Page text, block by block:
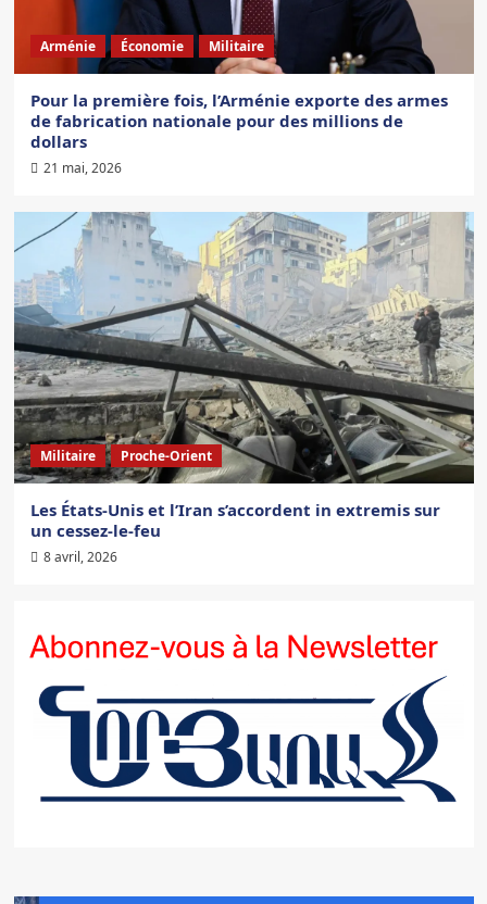
Arménie Économie Militaire
Pour la première fois, l’Arménie exporte des armes
de fabrication nationale pour des millions de
dollars
21 mai, 2026
Militaire Proche-Orient
Les États-Unis et l’Iran s’accordent in extremis sur
un cessez-le-feu
8 avril, 2026